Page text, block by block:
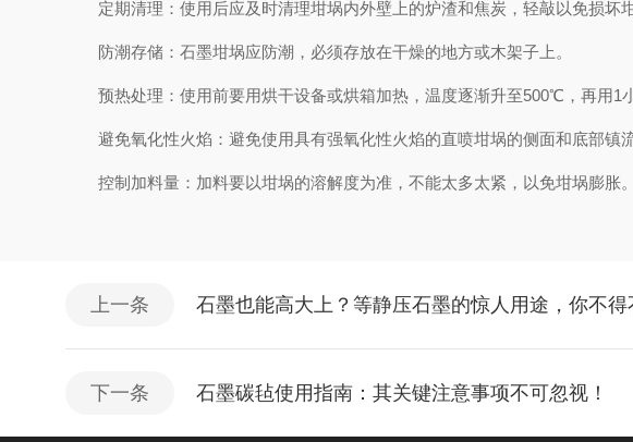
定期清理：使用后应及时清理坩埚内外壁上的炉渣和焦炭，轻敲以免损坏坩
防潮存储：石墨坩埚应防潮，必须存放在干燥的地方或木架子上。
预热处理：使用前要用烘干设备或烘箱加热，温度逐渐升至500℃，再用1
避免氧化性火焰：避免使用具有强氧化性火焰的直喷坩埚的侧面和底部镇流
控制加料量：加料要以坩埚的溶解度为准，不能太多太紧，以免坩埚膨胀。
上一条 石墨也能高大上？等静压石墨的惊人用途，你不得
下一条 石墨碳毡使用指南：其关键注意事项不可忽视！